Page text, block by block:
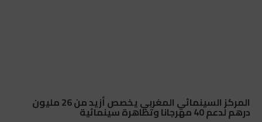
المركز السينمائي المغربي يخصص أزيد من 26 مليون
درهم لدعم 40 مهرجانا وتظاهرة سينمائية